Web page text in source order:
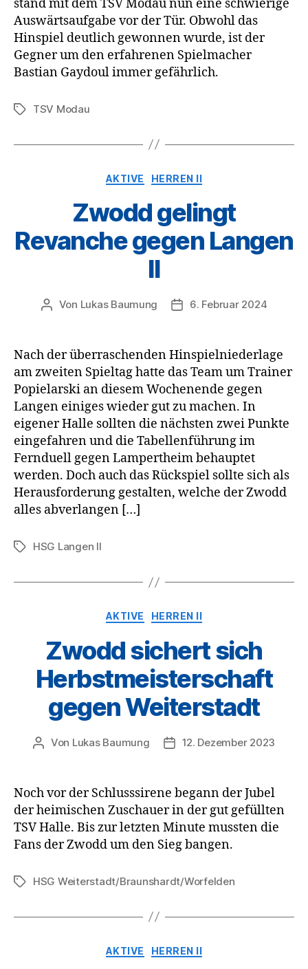
stand mit dem TSV Modau nun eine schwierige
Auswärtsaufgabe vor der Tür. Obwohl das
Hinspiel deutlich gewonnen wurde, ist der
Gegner um den erfahrenen Spielmacher
Bastian Gaydoul immer gefährlich.
Schlagwörter
TSV Modau
Kategorien
AKTIVE HERREN II
Zwodd gelingt
Revanche gegen Langen
II
Beitragsautor
Von Lukas Baumung Veröffentlichungsdatum
6. Februar 2024
Nach der überraschenden Hinspielniederlage
am zweiten Spieltag hatte das Team um Trainer
Popielarski an diesem Wochenende gegen
Langen einiges wieder gut zu machen. In
eigener Halle sollten die nächsten zwei Punkte
eingefahren und die Tabellenführung im
Fernduell gegen Lampertheim behauptet
werden. Doch auch das Rückspiel sollte sich als
Herausforderung gestalten, welche der Zwodd
alles abverlangen […]
Schlagwörter
HSG Langen II
Kategorien
AKTIVE HERREN II
Zwodd sichert sich
Herbstmeisterschaft
gegen Weiterstadt
Beitragsautor
Von Lukas Baumung Veröffentlichungsdatum
12. Dezember 2023
Noch vor der Schlusssirene begann der Jubel
der heimischen Zuschauer in der gut gefüllten
TSV Halle. Bis zur letzten Minute mussten die
Fans der Zwodd um den Sieg bangen.
Schlagwörter
HSG Weiterstadt/Braunshardt/Worfelden
Kategorien
AKTIVE HERREN II